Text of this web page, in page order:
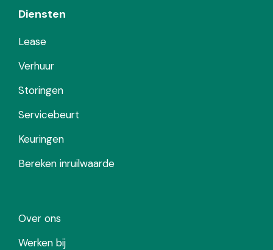
Diensten
Lease
Verhuur
Storingen
Servicebeurt
Keuringen
Bereken inruilwaarde
Over ons
Werken bij